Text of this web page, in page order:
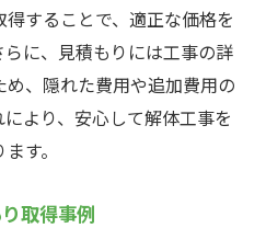
することで、適正な価格を
に、見積もりには工事の詳
、隠れた費用や追加費用の
より、安心して解体工事を
す。
取得事例